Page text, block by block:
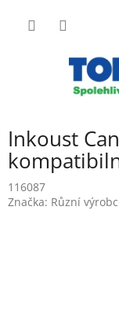
Inkoust
116087
Značka: Různí